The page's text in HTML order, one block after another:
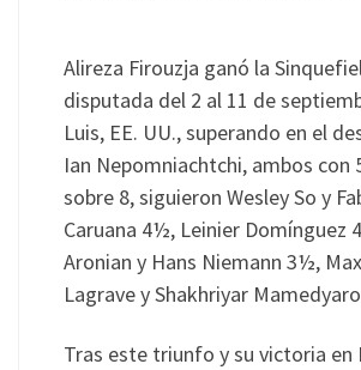
Alireza Firouzja ganó la
disputada del 2 al 11 de
Luis, EE. UU., superando en el
Ian Nepomniachtchi, ambos con
sobre 8, siguieron Wesley So y
Caruana 4½, Leinier Domínguez
Aronian y Hans Niemann 3½,
Lagrave y Shakhriyar
Tras este triunfo y su victoria en